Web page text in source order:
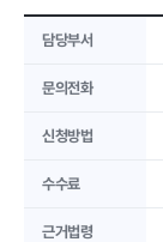
담당부서
문의전화
신청방법
수수료
근거법령